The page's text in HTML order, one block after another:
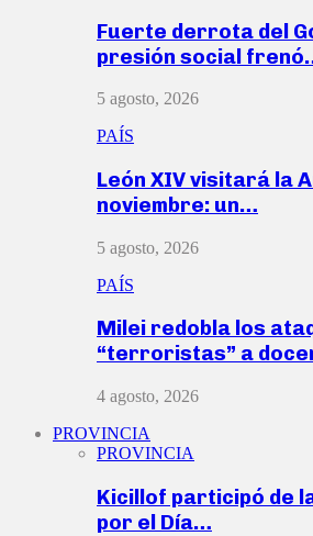
Fuerte derrota del
presión social
5 agosto, 2026
PAÍS
León XIV visitará la
noviembre: un…
5 agosto, 2026
PAÍS
Milei redobla los
“terroristas” a
4 agosto, 2026
PROVINCIA
PROVINCIA
Kicillof participó de
por el Día…